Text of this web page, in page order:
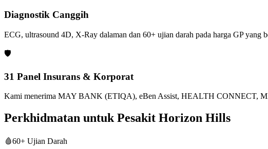
Diagnostik Canggih
ECG, ultrasound 4D, X-Ray dalaman dan 60+ ujian darah pada harga GP yang
🛡️
31 Panel Insurans & Korporat
Kami menerima MAY BANK (ETIQA), eBen Assist, HEALTH CONNECT,
Perkhidmatan untuk Pesakit Horizon Hills
🩸60+ Ujian Darah